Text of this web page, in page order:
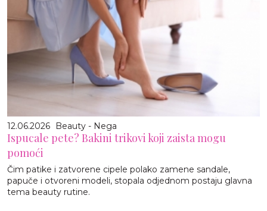
12.06.2026 Beauty - Nega
Ispucale pete? Bakini trikovi koji zaista mogu
pomoći
Čim patike i zatvorene cipele polako zamene sandale,
papuče i otvoreni modeli, stopala odjednom postaju glavna
tema beauty rutine.